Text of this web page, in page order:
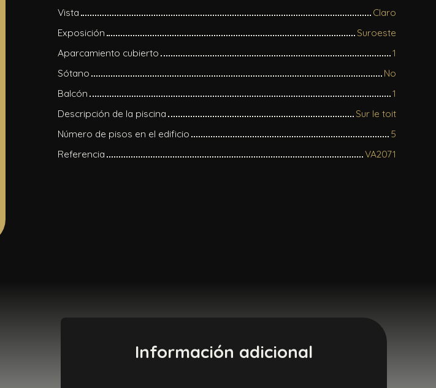
Vista
Claro
Exposición
Suroeste
Aparcamiento cubierto
1
Sótano
No
Balcón
1
Descripción de la piscina
Sur le toit
Número de pisos en el edificio
5
Referencia
VA2071
Información adicional